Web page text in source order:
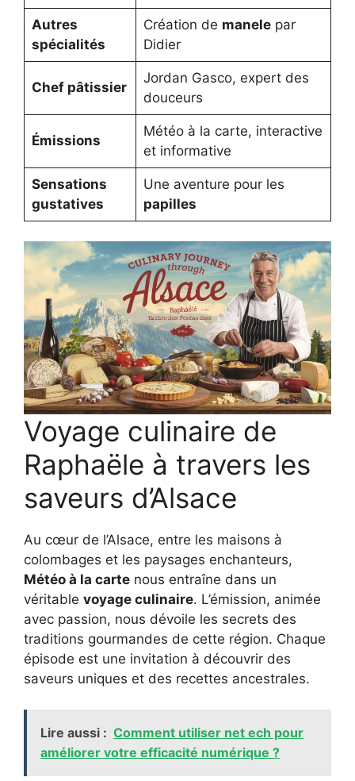
Autres
spécialités
Création de manelepar
Didier
Chef pâtissier
Jordan Gasco, expert des
douceurs
Émissions
Météo à la carte, interactive
et informative
Sensations
gustatives
Une aventure pour les
papilles
Voyage culinaire de
Raphaële à travers les
saveurs d’Alsace
Au cœur de l’Alsace, entre les maisons à
colombages et les paysages enchanteurs,
Météo à la carte nous entraîne dans un
véritable voyage culinaire. L’émission, animée
avec passion, nous dévoile les secrets des
traditions gourmandes de cette région. Chaque
épisode est une invitation à découvrir des
saveurs uniques et des recettes ancestrales.
Lire aussi : Comment utiliser net ech pour
améliorer votre efficacité numérique ?